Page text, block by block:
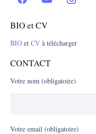
BIO et CV
BIO et CV à télécharger
CONTACT
Votre nom (obligatoire)
Votre email (obligatoire)